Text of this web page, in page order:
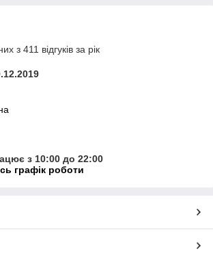
з 411 відгуків за рік
з 10:00 до 22:00
графік роботи